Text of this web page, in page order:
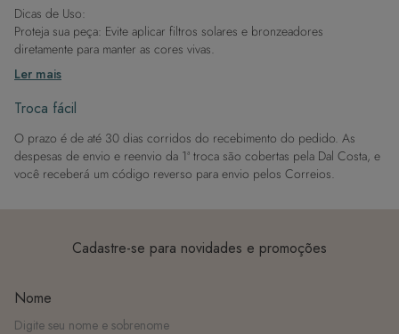
Dicas de Uso:
Proteja sua peça: Evite aplicar filtros solares e bronzeadores
diretamente para manter as cores vivas.
Após a piscina: Lembre-se de que o cloro pode desgastar o tecido,
então enxague após sair da água.
Evite superfícies ásperas: Para manter a integridade do tecido, evite
Dicas de Lavagem:
Lave rapidamente: Assim que possível, lave separado de outras peças.
À mão e com cuidado: Use água fria e sabão neutro, evitando máquina
sombra e evite a secadora.
Para cores vibrantes: Lave as peças antes do primeiro uso e siga as
Ler mais
Troca fácil
O prazo é de até 30 dias corridos do recebimento do pedido. As
despesas de envio e reenvio da 1ª troca são cobertas pela Dal Costa, e
você receberá um código reverso para envio pelos Correios.
Cadastre-se para novidades e promoções
Nome